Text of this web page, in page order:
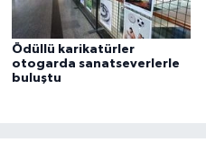
Ödüllü karikatürler
otogarda sanatseverlerle
buluştu